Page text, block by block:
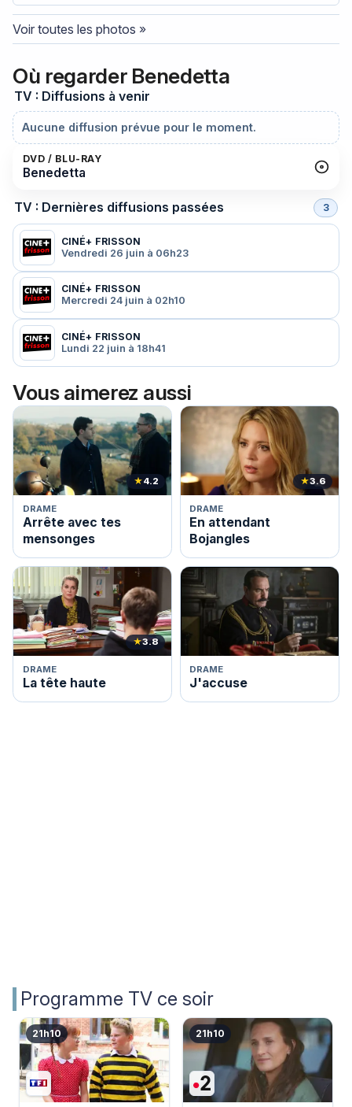
Voir toutes les photos »
Où regarder Benedetta
TV : Diffusions à venir
Aucune diffusion prévue pour le moment.
DVD / BLU-RAY
Benedetta
TV : Dernières diffusions passées 3
CINÉ+ FRISSON
Vendredi 26 juin à 06h23
CINÉ+ FRISSON
Mercredi 24 juin à 02h10
CINÉ+ FRISSON
Lundi 22 juin à 18h41
Vous aimerez aussi
★4.2
DRAME
Arrête avec tes
mensonges
★3.6
DRAME
En attendant
Bojangles
★3.8
DRAME
La tête haute
DRAME
J'accuse
Programme TV ce soir
21h10 21h10